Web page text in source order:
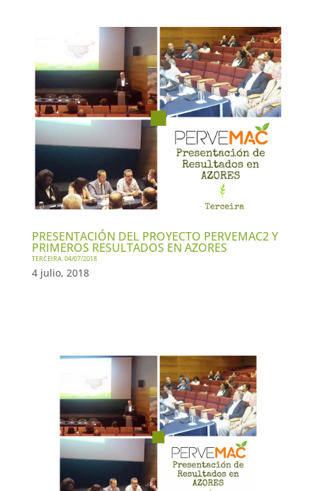
PRESENTACIÓN DEL PROYECTO PERVEMAC2 Y
PRIMEROS RESULTADOS EN AZORES
TERCEIRA. 04/07/2018
4 julio, 2018